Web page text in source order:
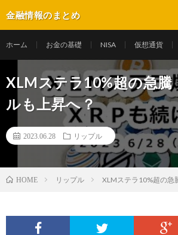
金融情報のまとめ
ホーム お金の基礎 NISA 仮想通貨
XLMステラ10%超の急騰
ルも上昇へ？
2023.06.28 リップル
HOME リップル XLMステラ10%超の急